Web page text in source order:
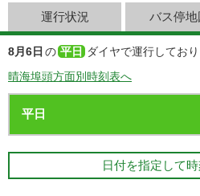
運行状況 バス停地
8月6日 の 平日
ダイヤで運行しており
晴海埠頭方面別時刻表へ
日付を指定して